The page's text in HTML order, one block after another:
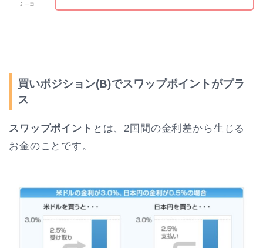
ミーコ
買いポジション(B)でスワップポイントがプラ
ス
スワップポイント とは、2国間の金利差から生じる
お金のことです。